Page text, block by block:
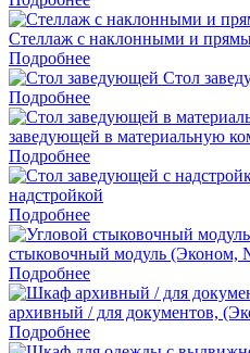
Стеллаж с наклонными и
Подробнее
Стол
Подробнее
заведующей в материальную
Подробнее
надстройкой
Подробнее
стыковочный модуль (Эконом,
Подробнее
архивный / для документов,
Подробнее